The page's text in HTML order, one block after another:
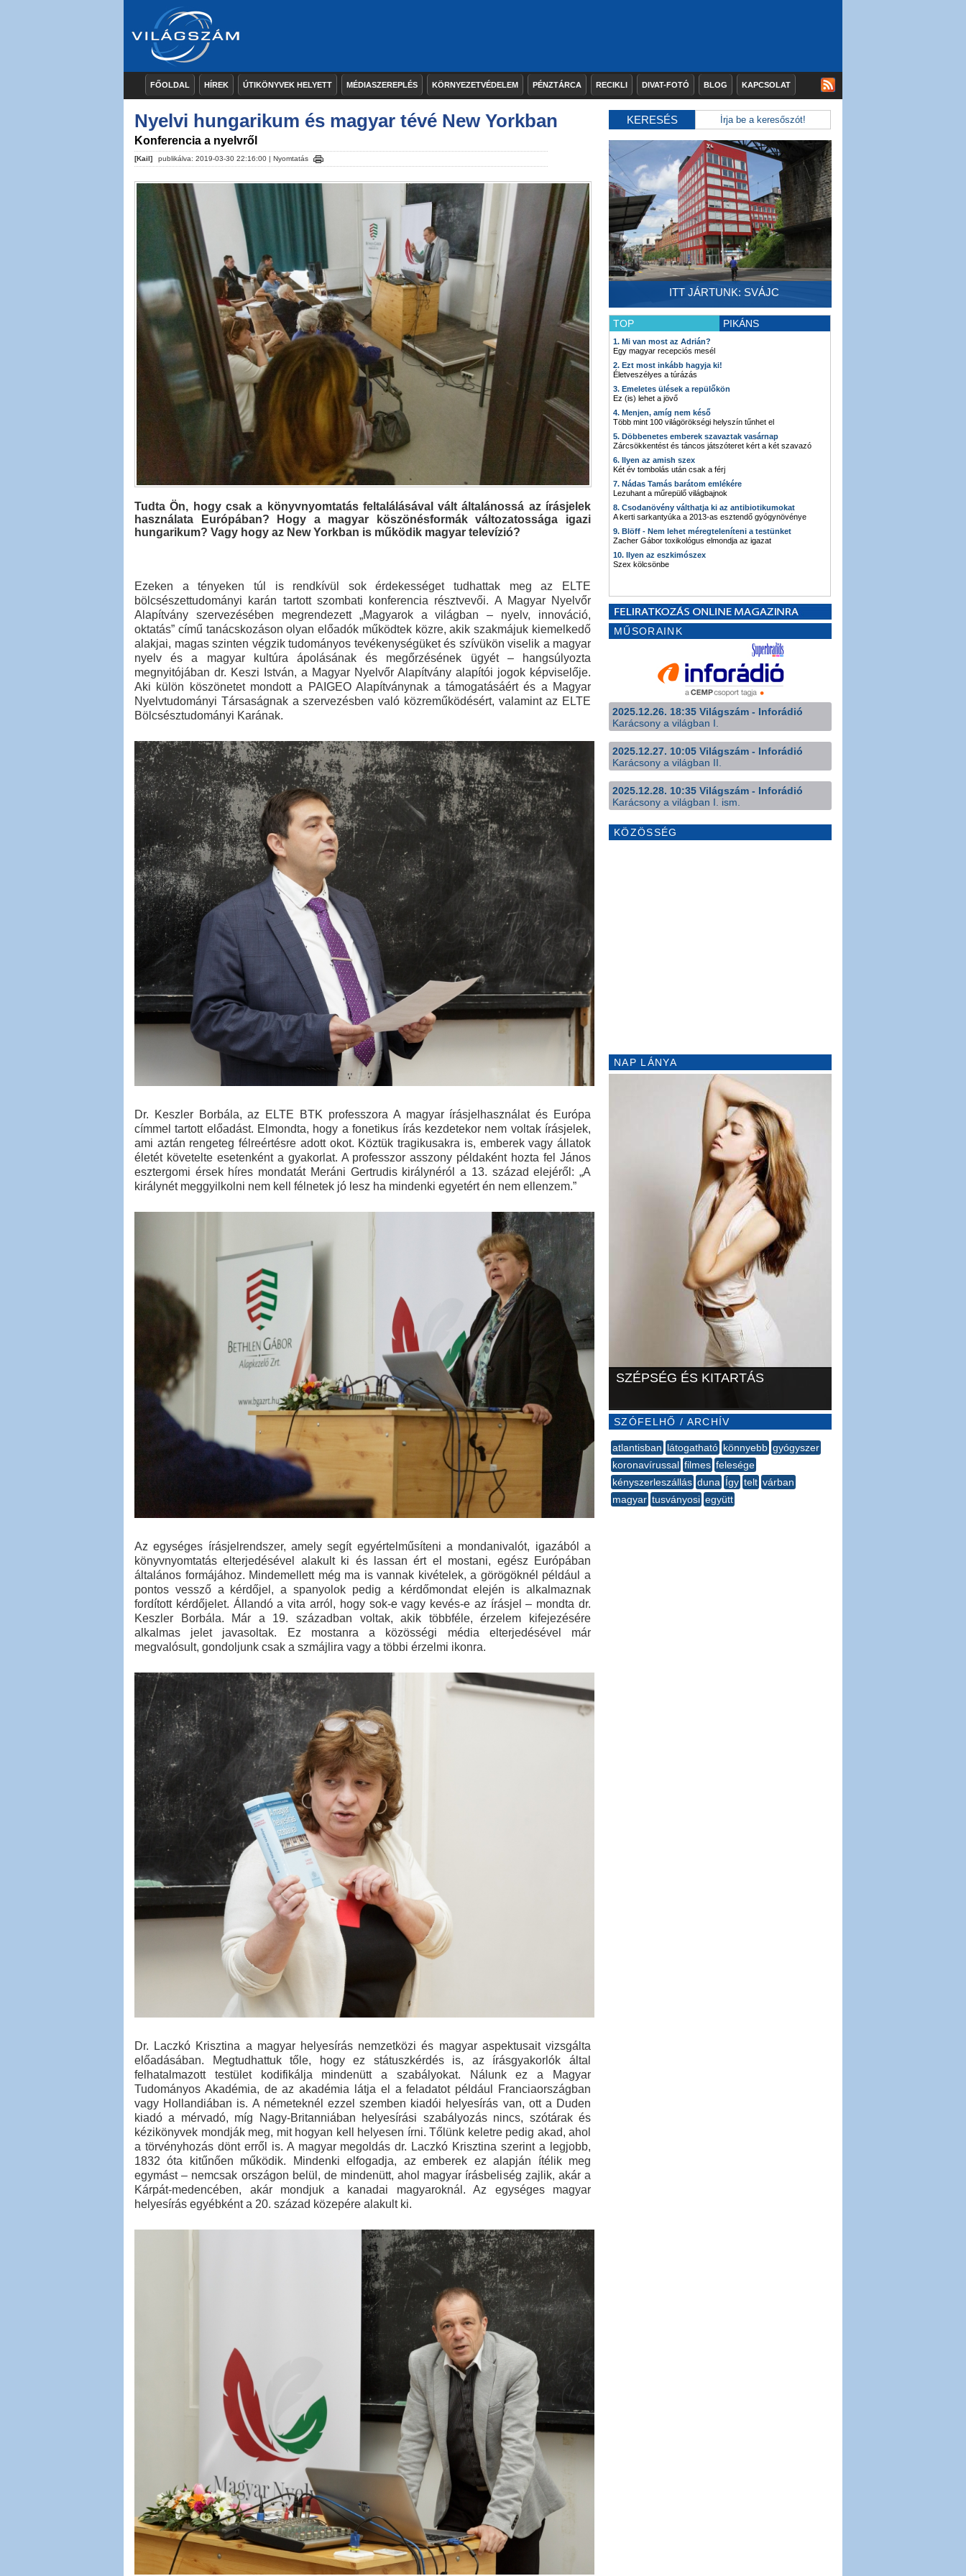
FŐOLDAL HÍREK ÚTIKÖNYVEK HELYETT MÉDIASZEREPLÉS KÖRNYEZETVÉDELEM PÉNZTÁRCA RECIKLI DIVAT-FOTÓ BLOG KAPCSOLAT
Nyelvi hungarikum és magyar tévé New Yorkban
Konferencia a nyelvről
[Kail] publikálva: 2019-03-30 22:16:00 | Nyomtatás
Tudta Ön, hogy csak a könyvnyomtatás feltalálásával vált általánossá az írásjelek
használata Európában? Hogy a magyar köszönésformák változatossága igazi
hungarikum? Vagy hogy az New Yorkban is működik magyar televízió?
Ezeken a tényeken túl is rendkívül sok érdekességet tudhattak meg az ELTE
bölcsészettudományi karán tartott szombati konferencia résztvevői. A Magyar Nyelvőr
Alapítvány szervezésében megrendezett „Magyarok a világban – nyelv, innováció,
oktatás” című tanácskozáson olyan előadók működtek közre, akik szakmájuk kiemelkedő
alakjai, magas szinten végzik tudományos tevékenységüket és szívükön viselik a magyar
nyelv és a magyar kultúra ápolásának és megőrzésének ügyét – hangsúlyozta
megnyitójában dr. Keszi István, a Magyar Nyelvőr Alapítvány alapítói jogok képviselője.
Aki külön köszönetet mondott a PAIGEO Alapítványnak a támogatásáért és a Magyar
Nyelvtudományi Társaságnak a szervezésben való közreműködésért, valamint az ELTE
Bölcsésztudományi Karának.
Dr. Keszler Borbála, az ELTE BTK professzora A magyar írásjelhasználat és Európa
címmel tartott előadást. Elmondta, hogy a fonetikus írás kezdetekor nem voltak írásjelek,
ami aztán rengeteg félreértésre adott okot. Köztük tragikusakra is, emberek vagy állatok
életét követelte esetenként a gyakorlat. A professzor asszony példaként hozta fel János
esztergomi érsek híres mondatát Meráni Gertrudis királynéról a 13. század elejéről: „A
királynét meggyilkolni nem kell félnetek jó lesz ha mindenki egyetért én nem ellenzem.”
Az egységes írásjelrendszer, amely segít egyértelműsíteni a mondanivalót, igazából a
könyvnyomtatás elterjedésével alakult ki és lassan ért el mostani, egész Európában
általános formájához. Mindemellett még ma is vannak kivételek, a görögöknél például a
pontos vessző a kérdőjel, a spanyolok pedig a kérdőmondat elején is alkalmaznak
fordított kérdőjelet. Állandó a vita arról, hogy sok-e vagy kevés-e az írásjel – mondta dr.
Keszler Borbála. Már a 19. században voltak, akik többféle, érzelem kifejezésére
alkalmas jelet javasoltak. Ez mostanra a közösségi média elterjedésével már
megvalósult, gondoljunk csak a szmájlira vagy a többi érzelmi ikonra.
Dr. Laczkó Krisztina a magyar helyesírás nemzetközi és magyar aspektusait vizsgálta
előadásában. Megtudhattuk tőle, hogy ez státuszkérdés is, az írásgyakorlók által
felhatalmazott testület kodifikálja mindenütt a szabályokat. Nálunk ez a Magyar
Tudományos Akadémia, de az akadémia látja el a feladatot például Franciaországban
vagy Hollandiában is. A németeknél ezzel szemben kiadói helyesírás van, ott a Duden
kiadó a mérvadó, míg Nagy-Britanniában helyesírási szabályozás nincs, szótárak és
kézikönyvek mondják meg, mit hogyan kell helyesen írni. Tőlünk keletre pedig akad, ahol
a törvényhozás dönt erről is. A magyar megoldás dr. Laczkó Krisztina szerint a legjobb,
1832 óta kitűnően működik. Mindenki elfogadja, az emberek ez alapján ítélik meg
egymást – nemcsak országon belül, de mindenütt, ahol magyar írásbeliség zajlik, akár a
Kárpát-medencében, akár mondjuk a kanadai magyaroknál. Az egységes magyar
helyesírás egyébként a 20. század közepére alakult ki.
KERESÉS
ITT JÁRTUNK: SVÁJC
TOP PIKÁNS
1. Mi van most az Adrián?
Egy magyar recepciós mesél
2. Ezt most inkább hagyja ki!
Életveszélyes a túrázás
3. Emeletes ülések a repülőkön
Ez (is) lehet a jövő
4. Menjen, amíg nem késő
Több mint 100 világörökségi helyszín tűnhet el
5. Döbbenetes emberek szavaztak vasárnap
Zárcsökkentést és táncos játszóteret kért a két szavazó
6. Ilyen az amish szex
Két év tombolás után csak a férj
7. Nádas Tamás barátom emlékére
Lezuhant a műrepülő világbajnok
8. Csodanövény válthatja ki az antibiotikumokat
A kerti sarkantyúka a 2013-as esztendő gyógynövénye
9. Blöff - Nem lehet méregteleníteni a testünket
Zacher Gábor toxikológus elmondja az igazat
10. Ilyen az eszkimószex
Szex kölcsönbe
MŰSORAINK
2025.12.26. 18:35 Világszám - Inforádió
Karácsony a világban I.
2025.12.27. 10:05 Világszám - Inforádió
Karácsony a világban II.
2025.12.28. 10:35 Világszám - Inforádió
Karácsony a világban I. ism.
KÖZÖSSÉG
NAP LÁNYA
SZÉPSÉG ÉS KITARTÁS
SZÓFELHŐ / ARCHÍV
atlantisban látogatható könnyebb gyógyszer
koronavírussal filmes felesége
kényszerleszállás duna Így telt várban
magyar tusványosi együtt